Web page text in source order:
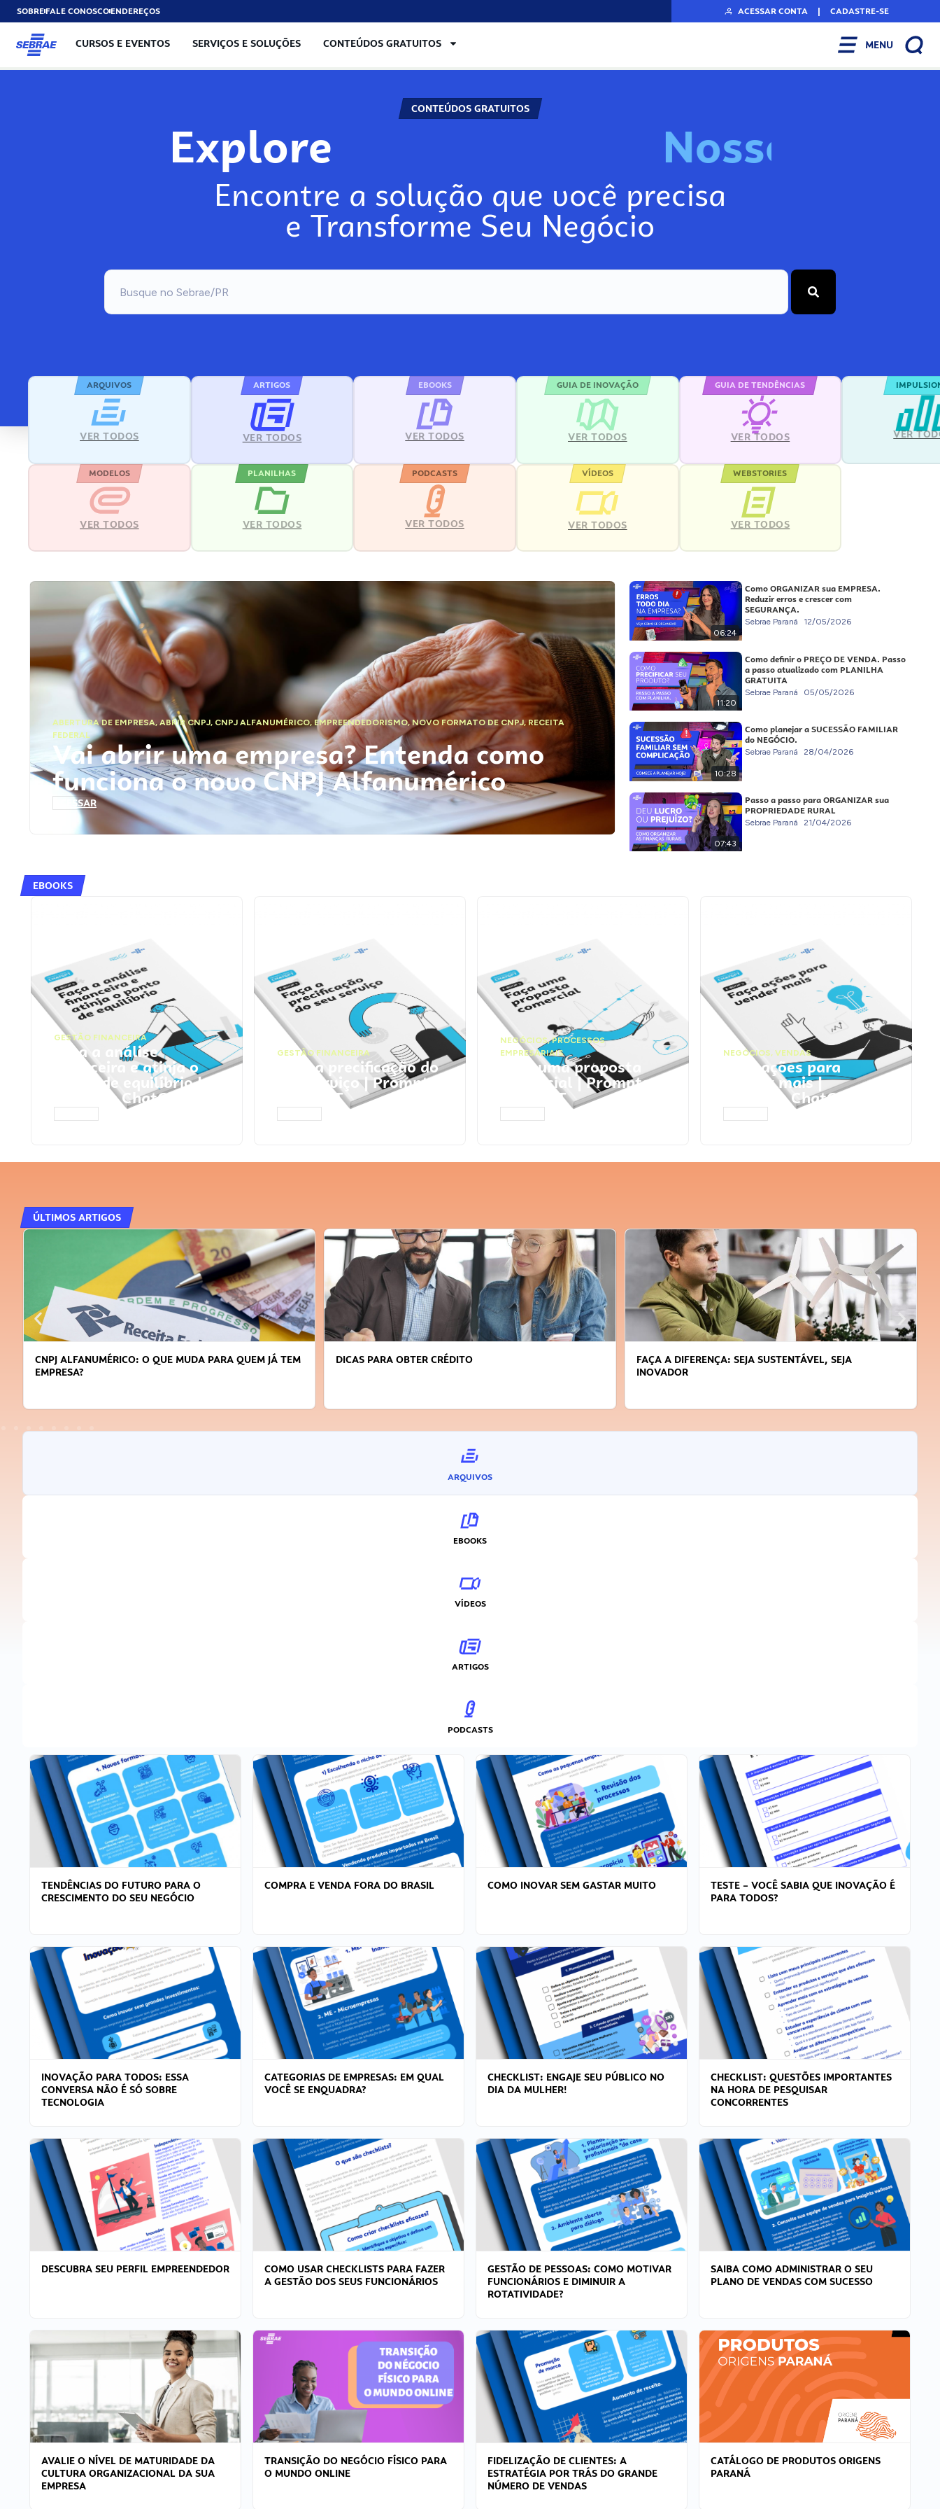
SOBREFALE CONOSCOENDEREÇOS ACESSAR CONTA | CADASTRE-SE
CURSOS E EVENTOS SERVIÇOS E SOLUÇÕES CONTEÚDOS GRATUITOS MENU
CONTEÚDOS GRATUITOS
Explore Nosso
Encontre a solução que você precisa
e Transforme Seu Negócio
ARQUIVOS
VER TODOS
ARTIGOS
VER TODOS
EBOOKS
VER TODOS
GUIA DE INOVAÇÃO
VER TODOS
GUIA DE TENDÊNCIAS
VER TODOS VER
MODELOS
VER TODOS
PLANILHAS
VER TODOS
PODCASTS
VER TODOS
VÍDEOS
VER TODOS
WEBSTORIES
VER TODOS
ABERTURA DE EMPRESA,ABRIR CNPJ, CNPJ ALFANUMÉRICO, EMPREENDEDORISMO,NOVO FORMATO DE CNPJ,RECEITA
FEDERAL
Vai abrir uma empresa? Entenda como
funciona o novo CNPJ Alfanumérico
ACESSAR
06:24
Como ORGANIZAR sua EMPRESA.
Reduzir erros e crescer com
SEGURANÇA.
Sebrae Paraná 12/05/2026
11:20
Como definir o PREÇO DE VENDA. Passo
a passo atualizado com PLANILHA
GRATUITA
Sebrae Paraná 05/05/2026
10:28
Como planejar a SUCESSÃO FAMILIAR
do NEGÓCIO.
Sebrae Paraná 28/04/2026
07:43
Passo a passo para ORGANIZAR sua
PROPRIEDADE RURAL
Sebrae Paraná 21/04/2026
EBOOKS
GESTÃO FINANCEIRA
Faça a análise
financeira e atinja o
ponto de equilíbrio |
Prompts ChatGPT
GESTÃO FINANCEIRA
Faça a precificação do
seu serviço | Prompts
ChatGPT
NEGÓCIOS,PROCESSOS
EMPRESARIAIS
Faça uma proposta
comercial | Prompts
ChatGPT
NEGÓCIOS, VENDAS
Faça ações para
vender mais |
Prompts ChatGPT
ÚLTIMOS ARTIGOS
CNPJ ALFANUMÉRICO: O QUE MUDA PARA QUEM JÁ TEM
EMPRESA?
DICAS PARA OBTER CRÉDITO
FAÇA A DIFERENÇA: SEJA SUSTENTÁVEL, SEJA
INOVADOR
ARQUIVOS
EBOOKS
VÍDEOS
ARTIGOS
PODCASTS
TENDÊNCIAS DO FUTURO PARA O
CRESCIMENTO DO SEU NEGÓCIO
COMPRA E VENDA FORA DO BRASIL COMO INOVAR SEM GASTAR MUITO
TESTE – VOCÊ SABIA QUE INOVAÇÃO É
PARA TODOS?
INOVAÇÃO PARA TODOS: ESSA
CONVERSA NÃO É SÓ SOBRE
TECNOLOGIA
CATEGORIAS DE EMPRESAS: EM QUAL
VOCÊ SE ENQUADRA?
CHECKLIST: ENGAJE SEU PÚBLICO NO
DIA DA MULHER!
CHECKLIST: QUESTÕES IMPORTANTES
NA HORA DE PESQUISAR
CONCORRENTES
DESCUBRA SEU PERFIL EMPREENDEDOR
COMO USAR CHECKLISTS PARA FAZER
A GESTÃO DOS SEUS FUNCIONÁRIOS
GESTÃO DE PESSOAS: COMO MOTIVAR
FUNCIONÁRIOS E DIMINUIR A
ROTATIVIDADE?
SAIBA COMO ADMINISTRAR O SEU
PLANO DE VENDAS COM SUCESSO
AVALIE O NÍVEL DE MATURIDADE DA
CULTURA ORGANIZACIONAL DA SUA
EMPRESA
TRANSIÇÃO DO NEGÓCIO FÍSICO PARA
O MUNDO ONLINE
FIDELIZAÇÃO DE CLIENTES: A
ESTRATÉGIA POR TRÁS DO GRANDE
NÚMERO DE VENDAS
CATÁLOGO DE PRODUTOS ORIGENS
PARANÁ